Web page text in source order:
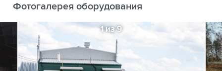
Фотогалерея оборудования
1 из 9